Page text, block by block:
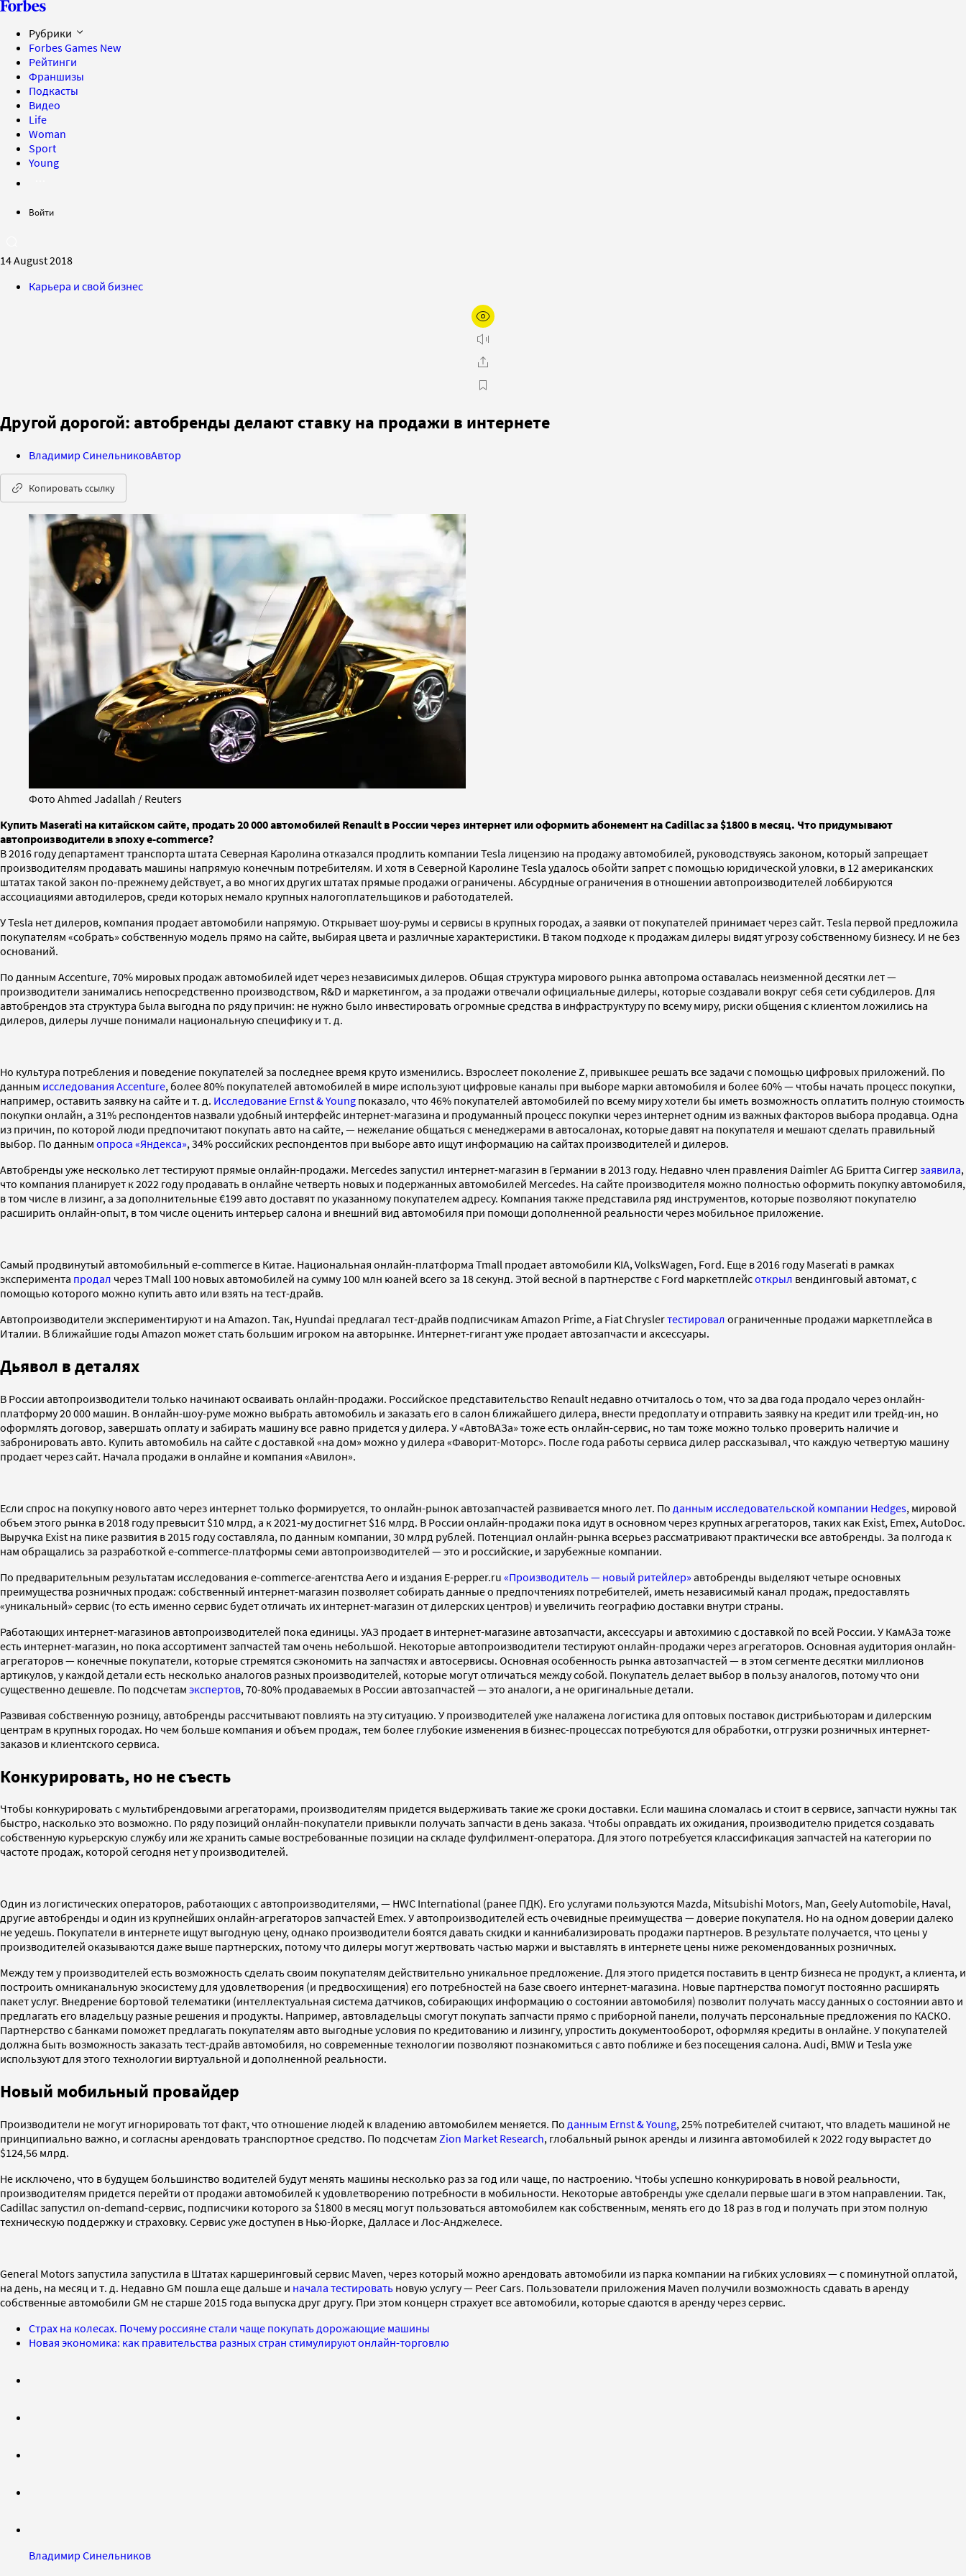
Рубрики
Forbes Games New
Рейтинги
Франшизы
Подкасты
Видео
Life
Woman
Sport
Young
Войти
14 August 2018
Карьера и свой бизнес
Другой дорогой: автобренды делают ставку на продажи в интернете
Владимир СинельниковАвтор
Копировать ссылку
Фото Ahmed Jadallah / Reuters
Купить Maserati на китайском сайте, продать 20 000 автомобилей Renault в России через интернет или оформить абонемент на Cadillac за $1800 в месяц. Что придумывают
автопроизводители в эпоху e-commerce?
В 2016 году департамент транспорта штата Северная Каролина отказался продлить компании Tesla лицензию на продажу автомобилей, руководствуясь законом, который запрещает
производителям продавать машины напрямую конечным потребителям. И хотя в Северной Каролине Tesla удалось обойти запрет с помощью юридической уловки, в 12 американских
штатах такой закон по-прежнему действует, а во многих других штатах прямые продажи ограничены. Абсурдные ограничения в отношении автопроизводителей лоббируются
ассоциациями автодилеров, среди которых немало крупных налогоплательщиков и работодателей.
У Tesla нет дилеров, компания продает автомобили напрямую. Открывает шоу-румы и сервисы в крупных городах, а заявки от покупателей принимает через сайт. Tesla первой предложила
покупателям «собрать» собственную модель прямо на сайте, выбирая цвета и различные характеристики. В таком подходе к продажам дилеры видят угрозу собственному бизнесу. И не без
оснований.
По данным Accenture, 70% мировых продаж автомобилей идет через независимых дилеров. Общая структура мирового рынка автопрома оставалась неизменной десятки лет —
производители занимались непосредственно производством, R&D и маркетингом, а за продажи отвечали официальные дилеры, которые создавали вокруг себя сети субдилеров. Для
автобрендов эта структура была выгодна по ряду причин: не нужно было инвестировать огромные средства в инфраструктуру по всему миру, риски общения с клиентом ложились на
дилеров, дилеры лучше понимали национальную специфику и т. д.
Но культура потребления и поведение покупателей за последнее время круто изменились. Взрослеет поколение Z, привыкшее решать все задачи c помощью цифровых приложений. По
данным исследования Accenture, более 80% покупателей автомобилей в мире используют цифровые каналы при выборе марки автомобиля и более 60% — чтобы начать процесс покупки,
например, оставить заявку на сайте и т. д. Исследование Ernst & Young показало, что 46% покупателей автомобилей по всему миру хотели бы иметь возможность оплатить полную стоимость
покупки онлайн, а 31% респондентов назвали удобный интерфейс интернет-магазина и продуманный процесс покупки через интернет одним из важных факторов выбора продавца. Одна
из причин, по которой люди предпочитают покупать авто на сайте, — нежелание общаться с менеджерами в автосалонах, которые давят на покупателя и мешают сделать правильный
выбор. По данным опроса «Яндекса», 34% российских респондентов при выборе авто ищут информацию на сайтах производителей и дилеров.
Автобренды уже несколько лет тестируют прямые онлайн-продажи. Mercedes запустил интернет-магазин в Германии в 2013 году. Недавно член правления Daimler AG Бритта Сиггер заявила,
что компания планирует к 2022 году продавать в онлайне четверть новых и подержанных автомобилей Mercedes. На сайте производителя можно полностью оформить покупку автомобиля,
в том числе в лизинг, а за дополнительные €199 авто доставят по указанному покупателем адресу. Компания также представила ряд инструментов, которые позволяют покупателю
расширить онлайн-опыт, в том числе оценить интерьер салона и внешний вид автомобиля при помощи дополненной реальности через мобильное приложение.
Самый продвинутый автомобильный e-commerce в Китае. Национальная онлайн-платформа Tmall продает автомобили KIA, VolksWagen, Ford. Еще в 2016 году Maserati в рамках
эксперимента продал через TMall 100 новых автомобилей на сумму 100 млн юаней всего за 18 секунд. Этой весной в партнерстве с Ford маркетплейсоткрыл вендинговый автомат, с
помощью которого можно купить авто или взять на тест-драйв.
Автопроизводители экспериментируют и на Amazon. Так, Hyundai предлагал тест-драйв подписчикам Amazon Prime, а Fiat Chryslerтестировал ограниченные продажи маркетплейса в
Италии. В ближайшие годы Amazon может стать большим игроком на авторынке. Интернет-гигант уже продает автозапчасти и аксессуары.
Дьявол в деталях
В России автопроизводители только начинают осваивать онлайн-продажи. Российское представительство Renault недавно отчиталось о том, что за два года продало через онлайн-
платформу 20 000 машин. В онлайн-шоу-руме можно выбрать автомобиль и заказать его в салон ближайшего дилера, внести предоплату и отправить заявку на кредит или трейд-ин, но
оформлять договор, завершать оплату и забирать машину все равно придется у дилера. У «АвтоВАЗа» тоже есть онлайн-сервис, но там тоже можно только проверить наличие и
забронировать авто. Купить автомобиль на сайте с доставкой «на дом» можно у дилера «Фаворит-Моторс». После года работы сервиса дилер рассказывал, что каждую четвертую машину
продает через сайт. Начала продажи в онлайне и компания «Авилон».
Если спрос на покупку нового авто через интернет только формируется, то онлайн-рынок автозапчастей развивается много лет. По данным исследовательской компании Hedges, мировой
объем этого рынка в 2018 году превысит $10 млрд, а к 2021-му достигнет $16 млрд. В России онлайн-продажи пока идут в основном через крупных агрегаторов, таких как Exist, Emex, AutoDoc.
Выручка Exist на пике развития в 2015 году составляла, по данным компании, 30 млрд рублей. Потенциал онлайн-рынка всерьез рассматривают практически все автобренды. За полгода к
нам обращались за разработкой e-commerce-платформы семи автопроизводителей — это и российские, и зарубежные компании.
По предварительным результатам исследования e-commerce-агентства Aero и издания E-pepper.ru «Производитель — новый ритейлер» автобренды выделяют четыре основных
преимущества розничных продаж: собственный интернет-магазин позволяет собирать данные о предпочтениях потребителей, иметь независимый канал продаж, предоставлять
«уникальный» сервис (то есть именно сервис будет отличать их интернет-магазин от дилерских центров) и увеличить географию доставки внутри страны.
Работающих интернет-магазинов автопроизводителей пока единицы. УАЗ продает в интернет-магазине автозапчасти, аксессуары и автохимию с доставкой по всей России. У КамАЗа тоже
есть интернет-магазин, но пока ассортимент запчастей там очень небольшой. Некоторые автопроизводители тестируют онлайн-продажи через агрегаторов. Основная аудитория онлайн-
агрегаторов — конечные покупатели, которые стремятся сэкономить на запчастях и автосервисы. Основная особенность рынка автозапчастей — в этом сегменте десятки миллионов
артикулов, у каждой детали есть несколько аналогов разных производителей, которые могут отличаться между собой. Покупатель делает выбор в пользу аналогов, потому что они
существенно дешевле. По подсчетам экспертов, 70-80% продаваемых в России автозапчастей — это аналоги, а не оригинальные детали.
Развивая собственную розницу, автобренды рассчитывают повлиять на эту ситуацию. У производителей уже налажена логистика для оптовых поставок дистрибьюторам и дилерским
центрам в крупных городах. Но чем больше компания и объем продаж, тем более глубокие изменения в бизнес-процессах потребуются для обработки, отгрузки розничных интернет-
заказов и клиентского сервиса.
Конкурировать, но не съесть
Чтобы конкурировать с мультибрендовыми агрегаторами, производителям придется выдерживать такие же сроки доставки. Если машина сломалась и стоит в сервисе, запчасти нужны так
быстро, насколько это возможно. По ряду позиций онлайн-покупатели привыкли получать запчасти в день заказа. Чтобы оправдать их ожидания, производителю придется создавать
собственную курьерскую службу или же хранить самые востребованные позиции на складе фулфилмент-оператора. Для этого потребуется классификация запчастей на категории по
частоте продаж, которой сегодня нет у производителей.
Один из логистических операторов, работающих с автопроизводителями, — HWC International (ранее ПДК). Его услугами пользуются Mazda, Mitsubishi Motors, Man, Geely Automobile, Haval,
другие автобренды и один из крупнейших онлайн-агрегаторов запчастей Emex. У автопроизводителей есть очевидные преимущества — доверие покупателя. Но на одном доверии далеко
не уедешь. Покупатели в интернете ищут выгодную цену, однако производители боятся давать скидки и каннибализировать продажи партнеров. В результате получается, что цены у
производителей оказываются даже выше партнерских, потому что дилеры могут жертвовать частью маржи и выставлять в интернете цены ниже рекомендованных розничных.
Между тем у производителей есть возможность сделать своим покупателям действительно уникальное предложение. Для этого придется поставить в центр бизнеса не продукт, а клиента, и
построить омниканальную экосистему для удовлетворения (и предвосхищения) его потребностей на базе своего интернет-магазина. Новые партнерства помогут постоянно расширять
пакет услуг. Внедрение бортовой телематики (интеллектуальная система датчиков, собирающих информацию о состоянии автомобиля) позволит получать массу данных о состоянии авто и
предлагать его владельцу разные решения и продукты. Например, автовладельцы смогут покупать запчасти прямо с приборной панели, получать персональные предложения по КАСКО.
Партнерство с банками поможет предлагать покупателям авто выгодные условия по кредитованию и лизингу, упростить документооборот, оформляя кредиты в онлайне. У покупателей
должна быть возможность заказать тест-драйв автомобиля, но современные технологии позволяют познакомиться с авто поближе и без посещения салона. Audi, BMW и Tesla уже
используют для этого технологии виртуальной и дополненной реальности.
Новый мобильный провайдер
Производители не могут игнорировать тот факт, что отношение людей к владению автомобилем меняется. По данным Ernst & Young, 25% потребителей считают, что владеть машиной не
принципиально важно, и согласны арендовать транспортное средство. По подсчетам Zion Market Research, глобальный рынок аренды и лизинга автомобилей к 2022 году вырастет до
$124,56 млрд.
Не исключено, что в будущем большинство водителей будут менять машины несколько раз за год или чаще, по настроению. Чтобы успешно конкурировать в новой реальности,
производителям придется перейти от продажи автомобилей к удовлетворению потребности в мобильности. Некоторые автобренды уже сделали первые шаги в этом направлении. Так,
Cadillac запустил on-demand-сервис, подписчики которого за $1800 в месяц могут пользоваться автомобилем как собственным, менять его до 18 раз в год и получать при этом полную
техническую поддержку и страховку. Сервис уже доступен в Нью-Йорке, Далласе и Лос-Анджелесе.
General Motors запустила запустила в Штатах каршеринговый сервис Maven, через который можно арендовать автомобили из парка компании на гибких условиях — c поминутной оплатой,
на день, на месяц и т. д. Недавно GM пошла еще дальше и начала тестировать новую услугу — Peer Cars. Пользователи приложения Maven получили возможность сдавать в аренду
собственные автомобили GM не старше 2015 года выпуска друг другу. При этом концерн страхует все автомобили, которые сдаются в аренду через сервис.
Страх на колесах. Почему россияне стали чаще покупать дорожающие машины
Новая экономика: как правительства разных стран стимулируют онлайн-торговлю
Владимир Синельников